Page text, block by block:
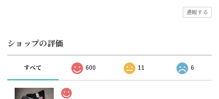
通報する
ショップの評価
すべて 600 11 6